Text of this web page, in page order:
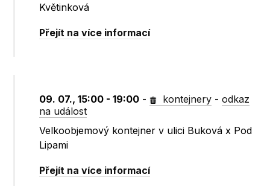
Květinková
Přejít na více informací
09. 07., 15:00 - 19:00 - kontejnery -odkaz
na událost
Velkoobjemový kontejner v ulici Buková x Pod
Lipami
Přejít na více informací